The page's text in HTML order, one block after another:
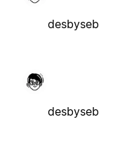
desbyseb
desbyseb